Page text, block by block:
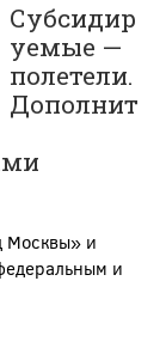
Субсидир
уемые —
полетели.
Дополнит
Москвы» и
и